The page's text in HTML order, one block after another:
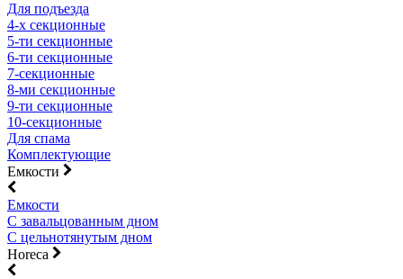
Для подъезда
4-х секционные
5-ти секционные
6-ти секционные
7-секционные
8-ми секционные
9-ти секционные
10-секционные
Для спама
Комплектующие
Емкости
Емкости
С завальцованным дном
С цельнотянутым дном
Horeca